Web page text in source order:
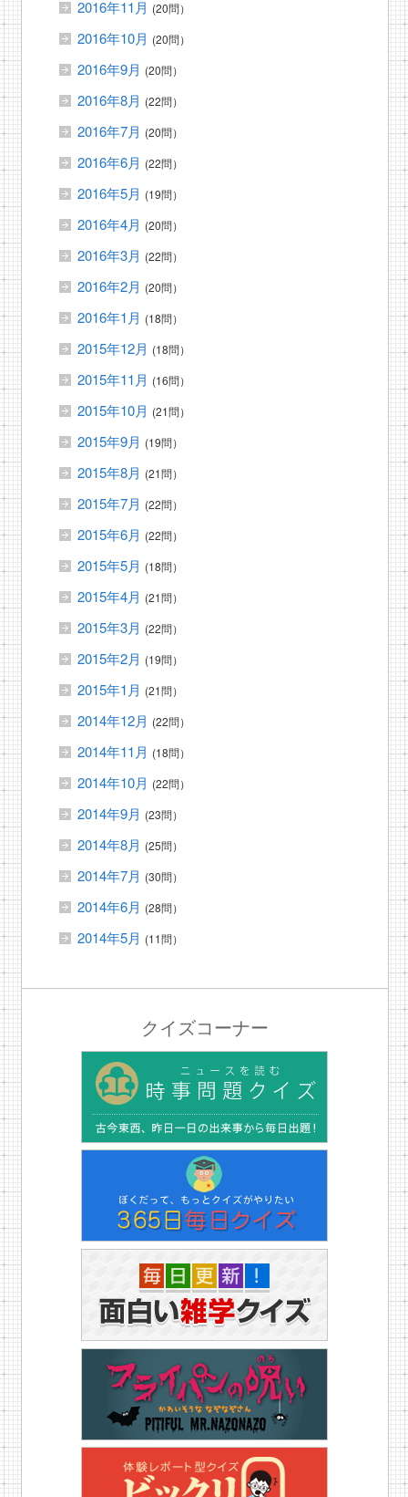
2016年11月 (20問）
2016年10月 (20問）
2016年9月 (20問）
2016年8月 (22問）
2016年7月 (20問）
2016年6月 (22問）
2016年5月 (19問）
2016年4月 (20問）
2016年3月 (22問）
2016年2月 (20問）
2016年1月 (18問）
2015年12月 (18問）
2015年11月 (16問）
2015年10月 (21問）
2015年9月 (19問）
2015年8月 (21問）
2015年7月 (22問）
2015年6月 (22問）
2015年5月 (18問）
2015年4月 (21問）
2015年3月 (22問）
2015年2月 (19問）
2015年1月 (21問）
2014年12月 (22問）
2014年11月 (18問）
2014年10月 (22問）
2014年9月 (23問）
2014年8月 (25問）
2014年7月 (30問）
2014年6月 (28問）
2014年5月 (11問）
クイズコーナー